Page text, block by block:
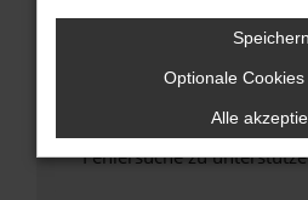
Wende dich an den
Wenn du alle oben
hast, kontaktiere uns bitte.
uns diesen Text schicken,
Fehlersuche zu
Speichern
Optionale
Alle